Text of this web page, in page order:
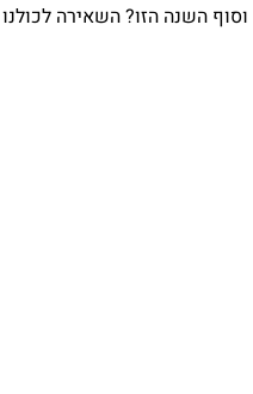
השנה הזו? השאירה לכולנו